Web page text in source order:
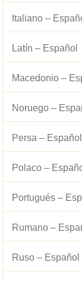
Italiano –
Latín – Español
Macedonio –
Noruego –
Persa – Español
Polaco –
Portugués –
Rumano –
Ruso – Español